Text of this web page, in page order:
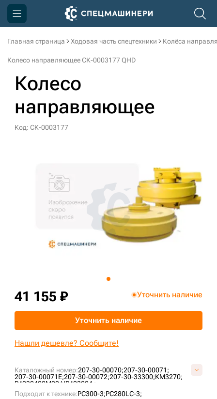
Главная страница Ходовая часть спецтехники Колёса
Колесо направляющее СК-0003177 QHD
Колесо
направляющее
Код: СК-0003177
Каталожный номер:207-30-00070;207-30-00071;
207-30-00071E;207-30-00072;207-30-33300;KM3270;
P4030400M00;VP403004 ;
Подходит к технике:PC300-3;PC280LC-3;
41 155 ₽ Уточнить наличие
Уточнить наличие
Нашли дешевле? Сообщите!
Компания
Доставка и оплата
Информация
Контакты
sksale@skdst.ru
+7 (499) 394-50-93